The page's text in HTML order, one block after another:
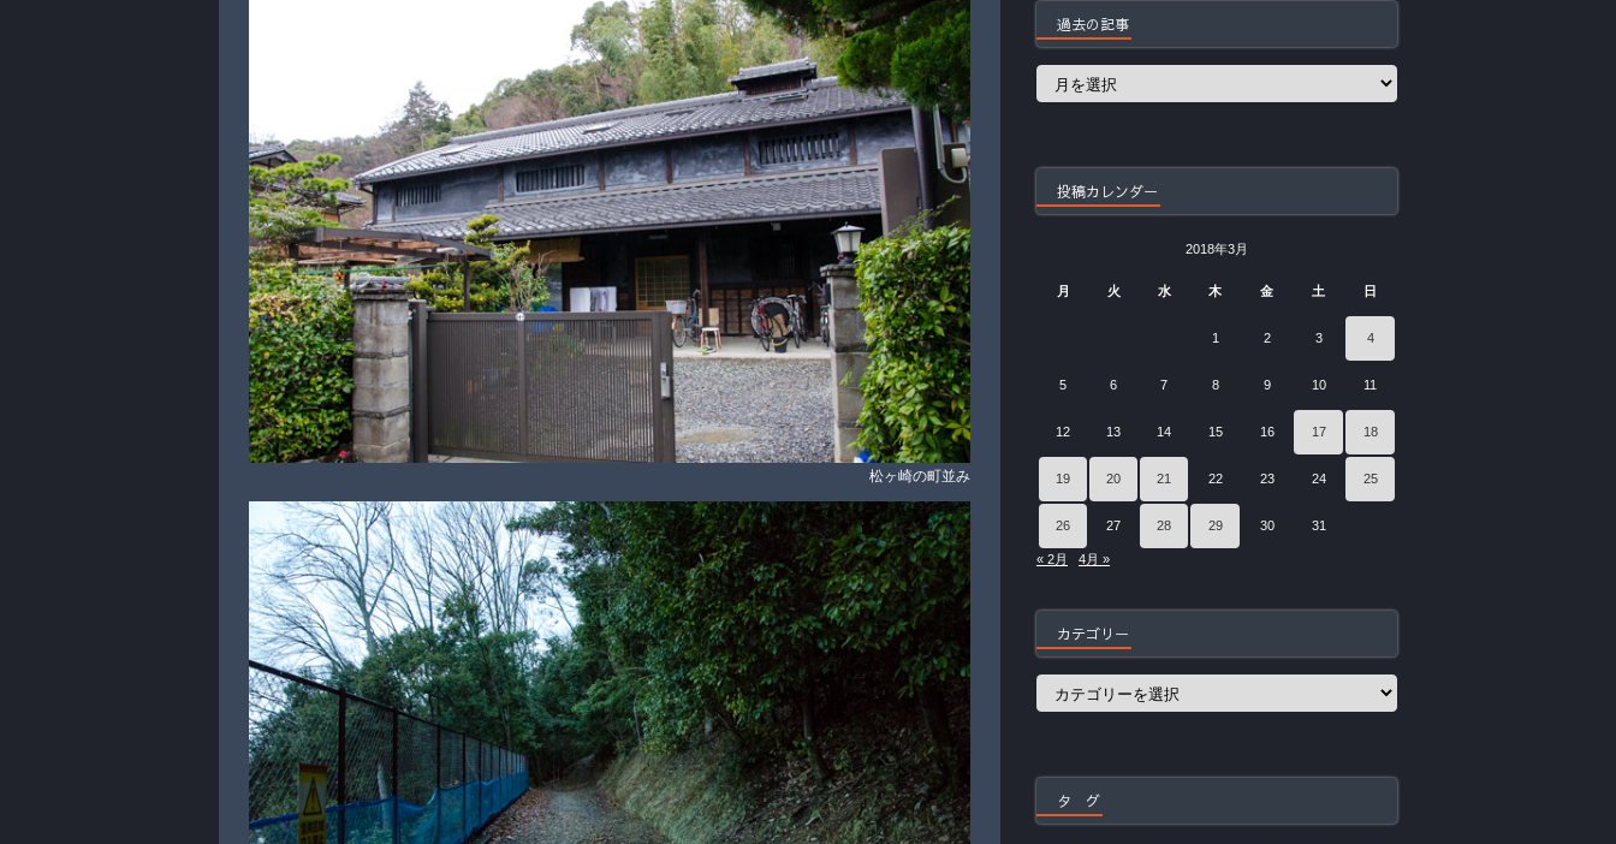
松ヶ崎の町並み
過去の記事
過
投稿カレンダー
2018年3月
月 火 水 木 金 土 日
1 2 3 4
5 6 7 8 9 10 11
12 13 14 15 16 17 18
19 20 21 22 23 24 25
26 27 28 29 30 31
« 2月 4月 »
カテゴリー
カ
タ グ